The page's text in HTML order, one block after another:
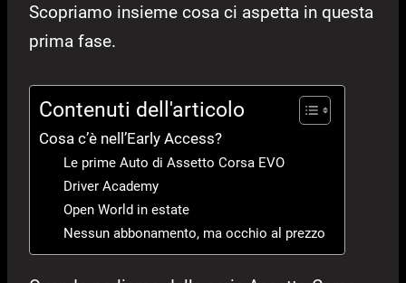
Scopriamo insieme cosa ci aspetta in questa
prima fase.
Contenuti dell'articolo
Cosa c’è nell’Early Access?
Le prime Auto di Assetto Corsa EVO
Driver Academy
Open World in estate
Nessun abbonamento, ma occhio al prezzo